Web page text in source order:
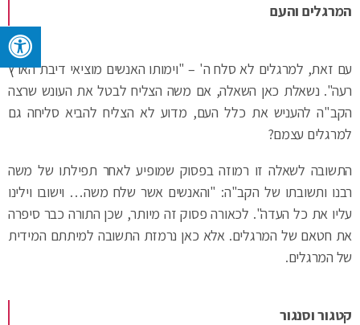
המרגלים והעם
עם זאת, למרגלים לא סלח ה' – "וימותו האנשים מוציאי דיבת הארץ
רעה". נשאלת כאן השאלה, אם משה הצליח לבטל את העונש שרצה
הקב"ה להעניש את כלל העם, מדוע לא הצליח להביא סליחה גם
למרגלים עצמם?
התשובה לשאלה זו רמוזה בפסוק שמופיע לאחר תפילתו של משה
רבנו ותשובתו של הקב"ה: "והאנשים אשר שלח משה… וישובו וילינו
עליו את כל העדה". לכאורה פסוק זה מיותר, שכן התורה כבר סיפרה
את חטאם של המרגלים. אלא כאן נרמזת התשובה למיתתם המידית
של המרגלים.
קטגור וסנגור